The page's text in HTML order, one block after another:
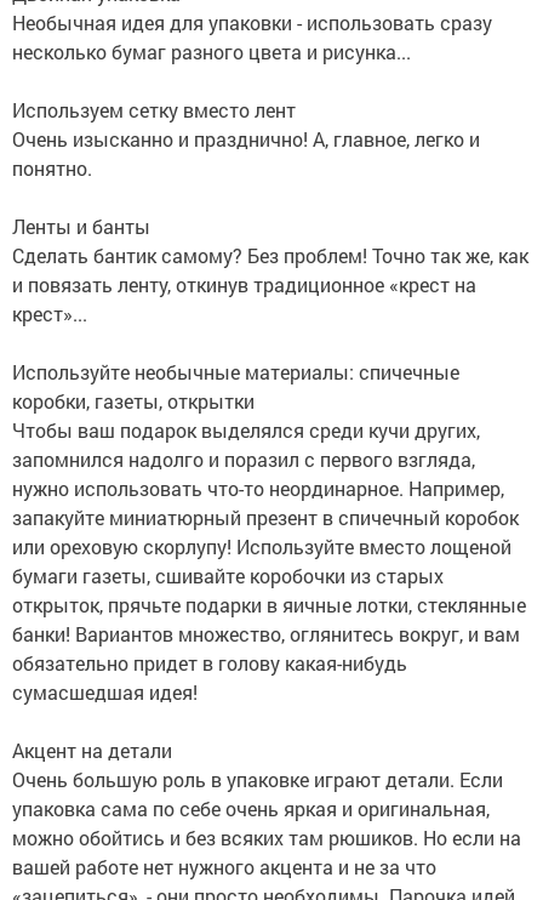
Необычная идея для упаковки - использовать сразу
несколько бумаг разного цвета и рисунка...
Используем сетку вместо лент
Очень изысканно и празднично! А, главное, легко и
понятно.
Ленты и банты
Сделать бантик самому? Без проблем! Точно так же, как
и повязать ленту, откинув традиционное «крест на
крест»...
Используйте необычные материалы: спичечные
коробки, газеты, открытки
Чтобы ваш подарок выделялся среди кучи других,
запомнился надолго и поразил с первого взгляда,
нужно использовать что-то неординарное. Например,
запакуйте миниатюрный презент в спичечный коробок
или ореховую скорлупу! Используйте вместо лощеной
бумаги газеты, сшивайте коробочки из старых
открыток, прячьте подарки в яичные лотки, стеклянные
банки! Вариантов множество, оглянитесь вокруг, и вам
обязательно придет в голову какая-нибудь
сумасшедшая идея!
Акцент на детали
Очень большую роль в упаковке играют детали. Если
упаковка сама по себе очень яркая и оригинальная,
можно обойтись и без всяких там рюшиков. Но если на
вашей работе нет нужного акцента и не за что